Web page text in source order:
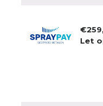
Let